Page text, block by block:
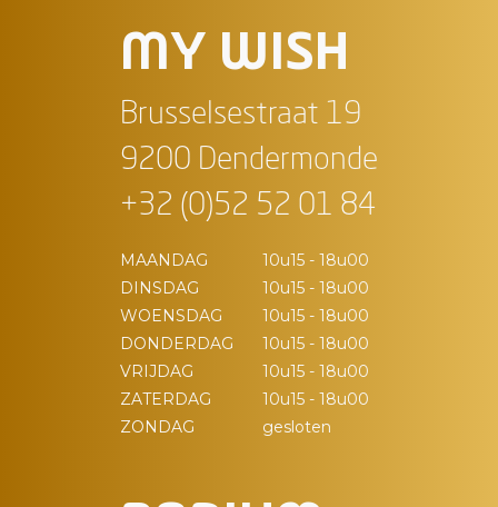
MY WISH
Brusselsestraat 19
9200 Dendermonde
+32 (0)52 52 01 84
MAANDAG
10u15 - 18u00
DINSDAG
10u15 - 18u00
WOENSDAG
10u15 - 18u00
DONDERDAG
10u15 - 18u00
VRIJDAG
10u15 - 18u00
ZATERDAG
10u15 - 18u00
ZONDAG
gesloten